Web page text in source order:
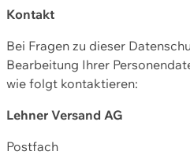
Kontakt
Bei Fragen zu dieser
Bearbeitung Ihrer
wie folgt kontaktieren:
Lehner Versand AG
Postfach